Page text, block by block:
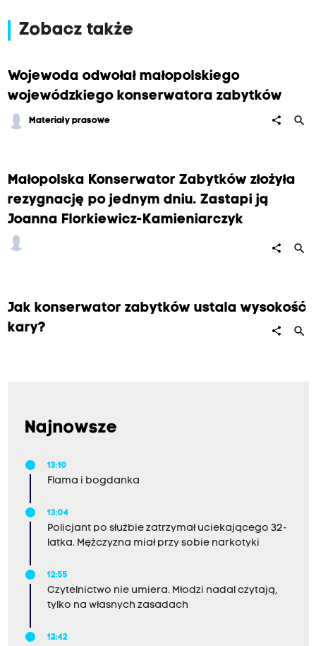
Zobacz także
Wojewoda odwołał małopolskiego
wojewódzkiego konserwatora zabytków
Materiały prasowe share search
Małopolska Konserwator Zabytków złożyła
rezygnację po jednym dniu. Zastapi ją
Joanna Florkiewicz-Kamieniarczyk
share search
Jak konserwator zabytków ustala wysokość
kary?
share search
Najnowsze
13:10
Flama i bogdanka
13:04
Policjant po służbie zatrzymał uciekającego 32-
latka. Mężczyzna miał przy sobie narkotyki
12:55
Czytelnictwo nie umiera. Młodzi nadal czytają,
tylko na własnych zasadach
12:42